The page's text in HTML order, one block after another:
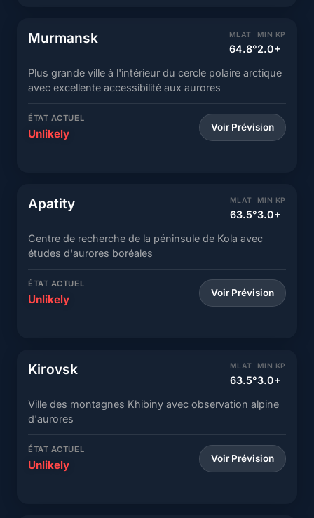
Murmansk MLAT
64.8°
MIN KP
2.0+
Plus grande ville à l'intérieur du cercle polaire arctique
avec excellente accessibilité aux aurores
ÉTAT ACTUEL
Unlikely Voir Prévision
Apatity MLAT
63.5°
MIN KP
3.0+
Centre de recherche de la péninsule de Kola avec
études d'aurores boréales
ÉTAT ACTUEL
Unlikely Voir Prévision
Kirovsk MLAT
63.5°
MIN KP
3.0+
Ville des montagnes Khibiny avec observation alpine
d'aurores
ÉTAT ACTUEL
Unlikely Voir Prévision